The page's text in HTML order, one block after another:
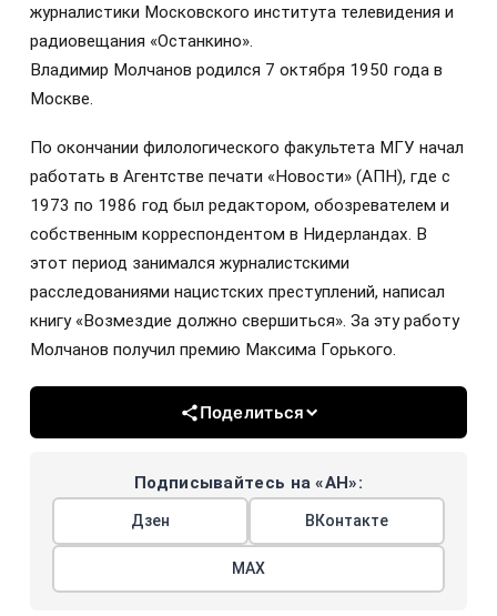
журналистики Московского института телевидения и
радиовещания «Останкино».
Владимир Молчанов родился 7 октября 1950 года в
Москве.
По окончании филологического факультета МГУ начал
работать в Агентстве печати «Новости» (АПН), где с
1973 по 1986 год был редактором, обозревателем и
собственным корреспондентом в Нидерландах. В
этот период занимался журналистскими
расследованиями нацистских преступлений, написал
книгу «Возмездие должно свершиться». За эту работу
Молчанов получил премию Максима Горького.
Поделиться
Подписывайтесь на «АН»:
Дзен ВКонтакте
МАХ